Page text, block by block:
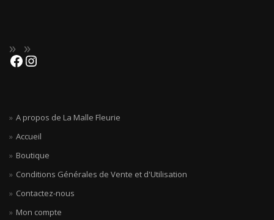
A propos de La Malle Fleurie
Accueil
Boutique
Conditions Générales de Vente et d'Utilisation
Contactez-nous
Mon compte